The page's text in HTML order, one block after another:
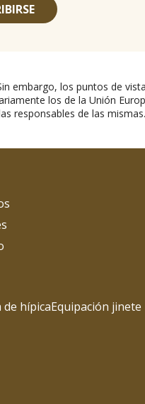
embargo, los puntos de
los de la Unión
responsables de las mismas.
de hípicaEquipación jinete